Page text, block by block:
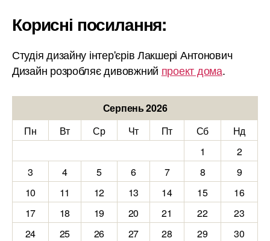
Корисні посилання:
Студія дизайну інтер'єрів Лакшері Антонович
Дизайн розробляє дивовжний проект дома.
Серпень 2026
Пн
Вт Ср Чт Пт Сб
Нд
1
2
3
4 5 6 7 8
9
10
11 12 13 14 15
16
17
18 19 20 21 22
23
24
25 26 27 28 29 30